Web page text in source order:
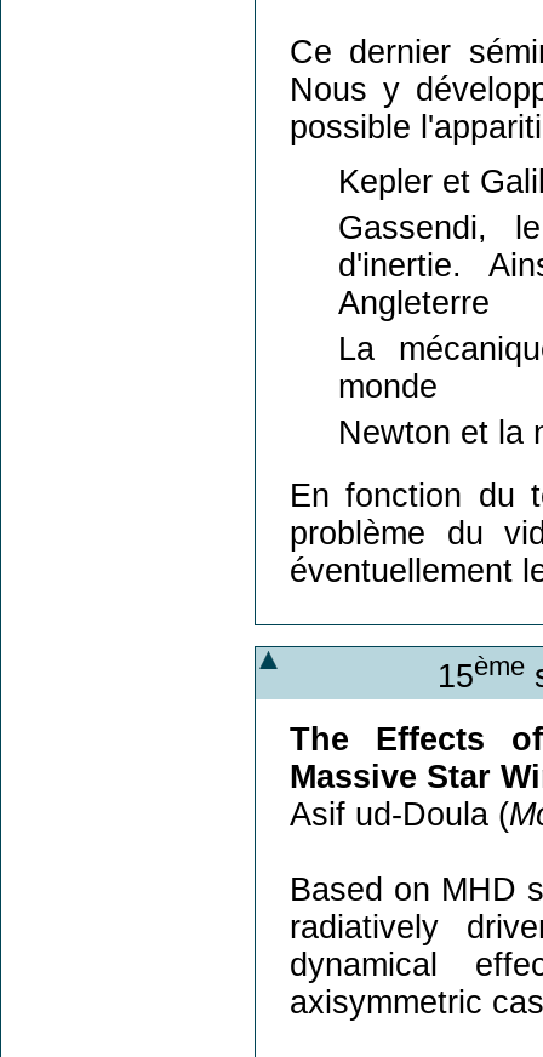
Ce dernier
Nous y
possible
Kepler et
Gassendi,
d'inertie.
Angleterre
La
monde
Newton et la
En fonction du
problème du
éventuellement
15ème
The Effects
Massive Star
Asif ud-Doula (
Based on MHD
radiatively
dynamical
axisymmetric